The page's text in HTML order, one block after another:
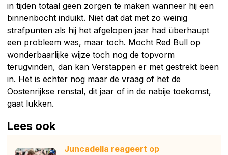
in tijden totaal geen zorgen te maken wanneer hij een
binnenbocht induikt. Niet dat dat met zo weinig
strafpunten als hij het afgelopen jaar had überhaupt
een probleem was, maar toch. Mocht Red Bull op
wonderbaarlijke wijze toch nog de topvorm
terugvinden, dan kan Verstappen er met gestrekt been
in. Het is echter nog maar de vraag of het de
Oostenrijkse renstal, dit jaar of in de nabije toekomst,
gaat lukken.
Lees ook
Juncadella reageert op